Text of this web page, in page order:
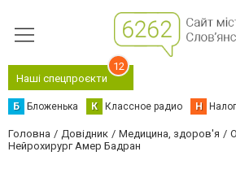
Наші спецпроєкти
12
Б Бложенька К Классное радио Н
Головна Довідник Медицина, здоров'я
Нейрохирург Амер Бадран